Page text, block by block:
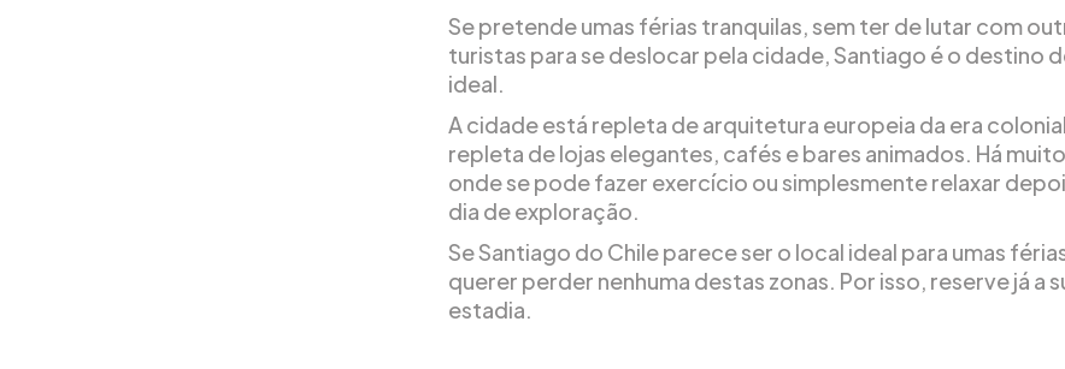
Se pretende umas férias tranquilas, sem ter de lutar com
turistas para se deslocar pela cidade, Santiago é o destino
ideal.
A cidade está repleta de arquitetura europeia da era
repleta de lojas elegantes, cafés e bares animados. Há
onde se pode fazer exercício ou simplesmente relaxar
dia de exploração.
Se Santiago do Chile parece ser o local ideal para umas
querer perder nenhuma destas zonas. Por isso, reserve já a
estadia.